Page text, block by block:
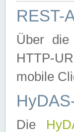
REST-
Über die
HTTP-
mobile
Die